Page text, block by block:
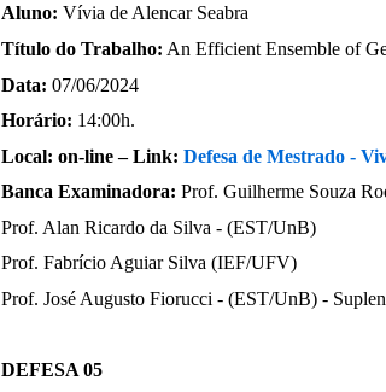
Aluno: Vívia de Alencar Seabra
Título do Trabalho: An Efficient Ensemble of
Data: 07/06/2024
Horário: 14:00h.
Local: on-line –Link: Defesa de Mestrado -
Banca Examinadora: Prof. Guilherme Souza
Prof. Alan Ricardo da Silva - (EST/UnB)
Prof. Fabrício Aguiar Silva (IEF/UFV)
Prof. José Augusto Fiorucci - (EST/UnB) -
DEFESA 05